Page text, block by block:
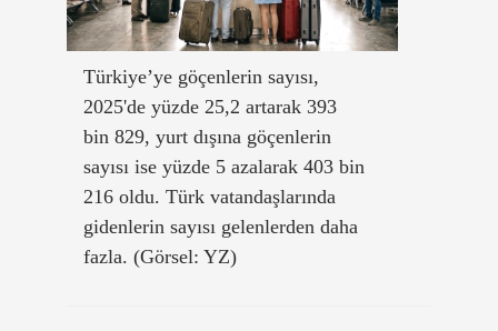
Türkiye’ye göçenlerin sayısı,
2025'de yüzde 25,2 artarak 393
bin 829, yurt dışına göçenlerin
sayısı ise yüzde 5 azalarak 403 bin
216 oldu. Türk vatandaşlarında
gidenlerin sayısı gelenlerden daha
fazla. (Görsel: YZ)